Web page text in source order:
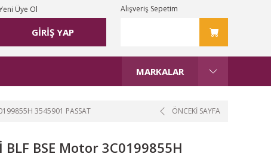
GİRİŞ YAP
Üye Ol Alışveriş Sepetim
MARKALAR
3545901 PASSAT ÖNCEKİ SAYFA
BLF BSE Motor 3C0199855H